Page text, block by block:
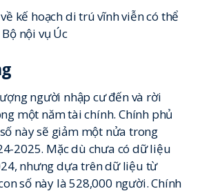
kế hoạch di trú vĩnh viễn có thể
Bộ nội vụ Úc
người nhập cư đến và rời
một năm tài chính. Chính phủ
này sẽ giảm một nửa trong
2025. Mặc dù chưa có dữ liệu
nhưng dựa trên dữ liệu từ
số này là 528,000 người. Chính